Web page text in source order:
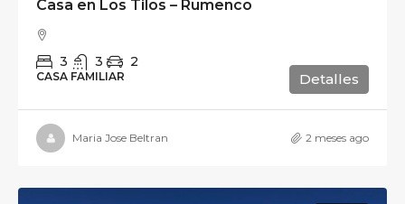
Casa en Los Tilos – Rumenco
3 3 2
CASA FAMILIAR Detalles
Maria Jose Beltran 2 meses ago